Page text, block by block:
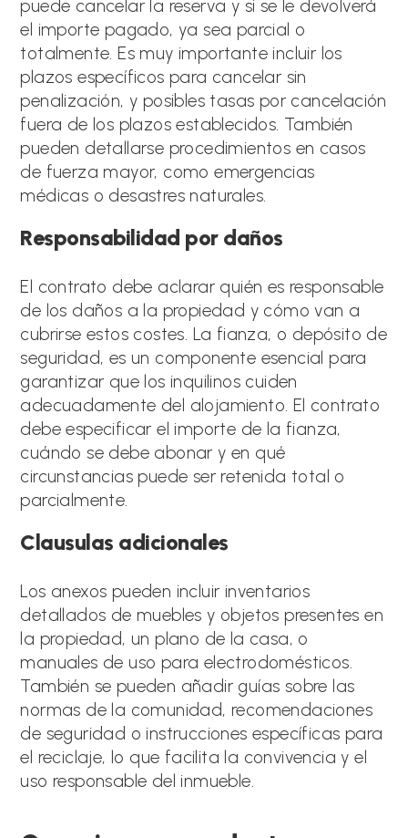
puede cancelar la reserva y si se le devolverá
el importe pagado, ya sea parcial o
totalmente. Es muy importante incluir los
plazos específicos para cancelar sin
penalización, y posibles tasas por cancelación
fuera de los plazos establecidos. También
pueden detallarse procedimientos en casos
de fuerza mayor, como emergencias
médicas o desastres naturales.
Responsabilidad por daños
El contrato debe aclarar quién es responsable
de los daños a la propiedad y cómo van a
cubrirse estos costes. La fianza, o depósito de
seguridad, es un componente esencial para
garantizar que los inquilinos cuiden
adecuadamente del alojamiento. El contrato
debe especificar el importe de la fianza,
cuándo se debe abonar y en qué
circunstancias puede ser retenida total o
parcialmente.
Clausulas adicionales
Los anexos pueden incluir inventarios
detallados de muebles y objetos presentes en
la propiedad, un plano de la casa, o
manuales de uso para electrodomésticos.
También se pueden añadir guías sobre las
normas de la comunidad, recomendaciones
de seguridad o instrucciones específicas para
el reciclaje, lo que facilita la convivencia y el
uso responsable del inmueble.